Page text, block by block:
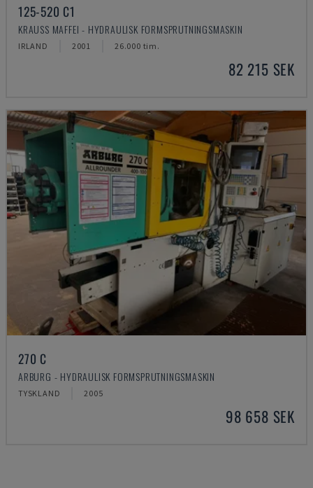
125-520 C1
KRAUSS MAFFEI - HYDRAULISK FORMSPRUTNINGSMASKIN
IRLAND 2001 26.000 tim.
82 215 SEK
270 C
ARBURG - HYDRAULISK FORMSPRUTNINGSMASKIN
TYSKLAND 2005
98 658 SEK